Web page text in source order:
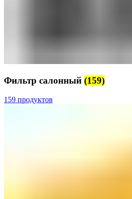
Фильтр салонный (159)
159 продуктов